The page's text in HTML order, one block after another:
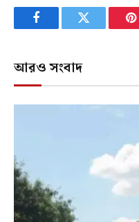
FacebookTwitter
আরও সংবাদ